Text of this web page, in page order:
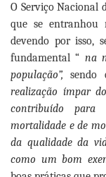
O Serviço Nacional
que se entranhou
devendo por isso,
fundamental “ na
população”,
sendo
realização ímpar
contribuído
mortalidade e de
da qualidade da
como um bom